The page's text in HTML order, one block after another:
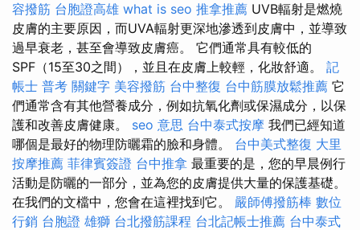
容撥筋 台胞證高雄 what is seo 推拿推薦 UVB輻射是燃燒
皮膚的主要原因，而UVA輻射更深地滲透到皮膚中，並導致
過早衰老，甚至會導致皮膚癌。 它們通常具有較低的
SPF（15至30之間），並且在皮膚上較輕，化妝舒適。 記
帳士 普考 關鍵字 美容撥筋 台中整復 台中筋膜放鬆推薦 它
們通常含有其他營養成分，例如抗氧化劑或保濕成分，以保
護和改善皮膚健康。 seo 意思 台中泰式按摩 我們已經知道
哪個是最好的物理防曬霜的臉和身體。 台中美式整復 大里
按摩推薦 菲律賓簽證 台中推拿 最重要的是，您的早晨例行
活動是防曬的一部分，並為您的皮膚提供大量的保護基礎。
在我們的文檔中，您會在這裡找到它。 嚴師傅撥筋棒 數位
行銷 台胞證 雄獅 台北撥筋課程 台北記帳士推薦 台中泰式